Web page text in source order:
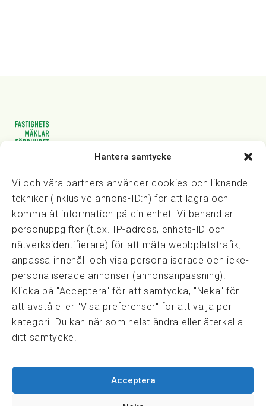
Hantera samtycke
Vi och våra partners använder cookies och liknande
tekniker (inklusive annons-ID:n) för att lagra och
komma åt information på din enhet. Vi behandlar
personuppgifter (t.ex. IP-adress, enhets-ID och
nätverksidentifierare) för att mäta webbplatstrafik,
anpassa innehåll och visa personaliserade och icke-
personaliserade annonser (annonsanpassning).
Klicka på "Acceptera" för att samtycka, "Neka" för
att avstå eller "Visa preferenser" för att välja per
kategori. Du kan när som helst ändra eller återkalla
ditt samtycke.
Acceptera
Vasagatan 28, 111 20 Stockholm
kansli@fmf.se
Snabblänkar
Prisexempel
Medarbetare
Policies & integritet
Information om Cookie-hantering och Google Analytics
Integritetspolicy
Dataskyddsförordningen
Samarbeten
Fastighetsmäklarinspektionen